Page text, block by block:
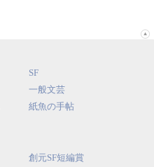
SF
一般文芸
紙魚の手帖
創元SF短編賞